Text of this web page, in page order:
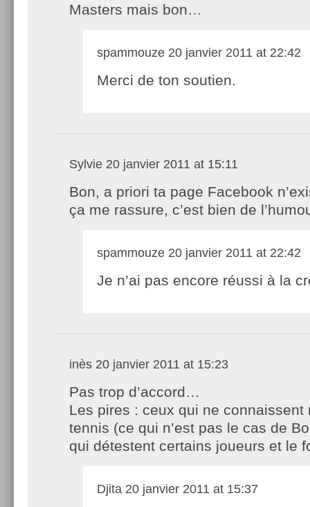
Masters mais bon…
spammouze 20 janvier 2011 at 22:42
Merci de ton soutien.
Sylvie 20 janvier 2011 at 15:11
Bon, a priori ta page Facebook
ça me rassure, c’est bien de
spammouze 20 janvier 2011 at 22:42
Je n’ai pas encore réussi à la
inès 20 janvier 2011 at 15:23
Pas trop d’accord…
Les pires : ceux qui ne connaissent
tennis (ce qui n’est pas le cas de
qui détestent certains joueurs et le
Djita 20 janvier 2011 at 15:37